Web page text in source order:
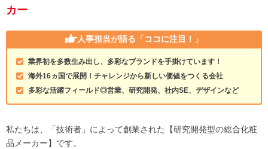
カー
人事担当が語る 「ココに注目！」
業界初を多数生み出し、多彩なブランドを手掛けています！
海外16ヵ国で展開！チャレンジから新しい価値をつくる会社
多彩な活躍フィールド◎営業、研究開発、社内SE、デザインなど
私たちは、「技術者」によって創業された【研究開発型の総合化粧
品メーカー】です。